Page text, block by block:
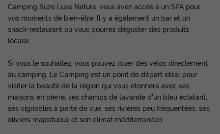
CHALET 2 personnes - Cabane perchée Noyer - sans
douche - avec wc et kitchenette
Meilleur prix pour 7 nuits
578 €
Voir les disponibilités
Camping Suze Luxe Nature, vous avez accès à un SPA pour
vos moments de bien-être. Il y a également un bar et un
snack-restaurant où vous pourrez déguster des produits
locaux.
Si vous le souhaitez, vous pouvez louer des vélos directement
au camping. Le Camping est un point de départ idéal pour
visiter la beauté de la région qui vous étonnera avec ses
maisons en pierre, ses champs de lavande d'un bleu éclatant,
ses vignobles à perte de vue, ses rivières peu fréquentées, ses
oliviers majestueux et son climat méditerranéen.